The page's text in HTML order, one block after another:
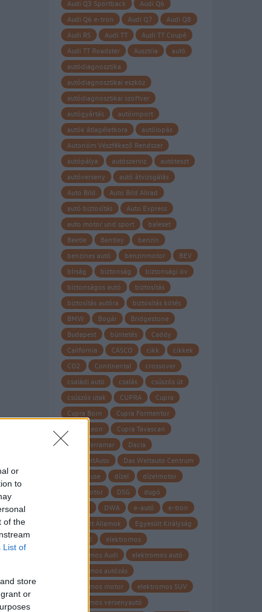
or
to
of the
List of
store
or
Audi Q3 Sportback
Audi Q6
Audi Q6 e-tron
Audi Q7
Audi Q8
Audi RS
Audi TT
Audi TT Coupé
Audi TT Roadster
Ausztria
autó
autódiagnosztika
autódiagnosztikai eszköz
autódiagnosztikai szoftver
autógyártás
autóimport
autók átlagéletkora
autólopás
Autonóm Vészfékező Rendszer
autópálya
autószerviz
autóteszt
autóverseny
autó átvizsgálás
Auto Bild
Auto Bild Allrad
autó biztosítás
Auto Express
auto motor und sport
baleset
Beetle
Bentley
benzin
benzines autó
benzinmotor
BEV
bírság
biztonság
biztonsági öv
biztonságos autó
biztosítás
biztosítás autóra
biztosítás kötés
BMW
Bogár
Bridgestone
Budapest
büntetés
Caddy
California
CASCO cikk
cikkek
CO2
Continental
crossover
családi autó
csalás
csúszós út
csúszós utak
CUPRA
Cupra
Cupra Born
Cupra Formentor
Cupra Leon
Cupra Tavascan
Cupra Terramar
Dacia
Das WeltAuto
Das Weltauto Centrum
Datahouse
dízel
dízelmotor
dízel motor
DSG
dugó
DWA e-autó
e-tron
Egyesült Államok
Egyesült Királyság
eHybrid
elektromos
elektromos Audi
elektromos autó
elektromos autózás
elektromos motor
elektromos SUV
elektromos versenyautó